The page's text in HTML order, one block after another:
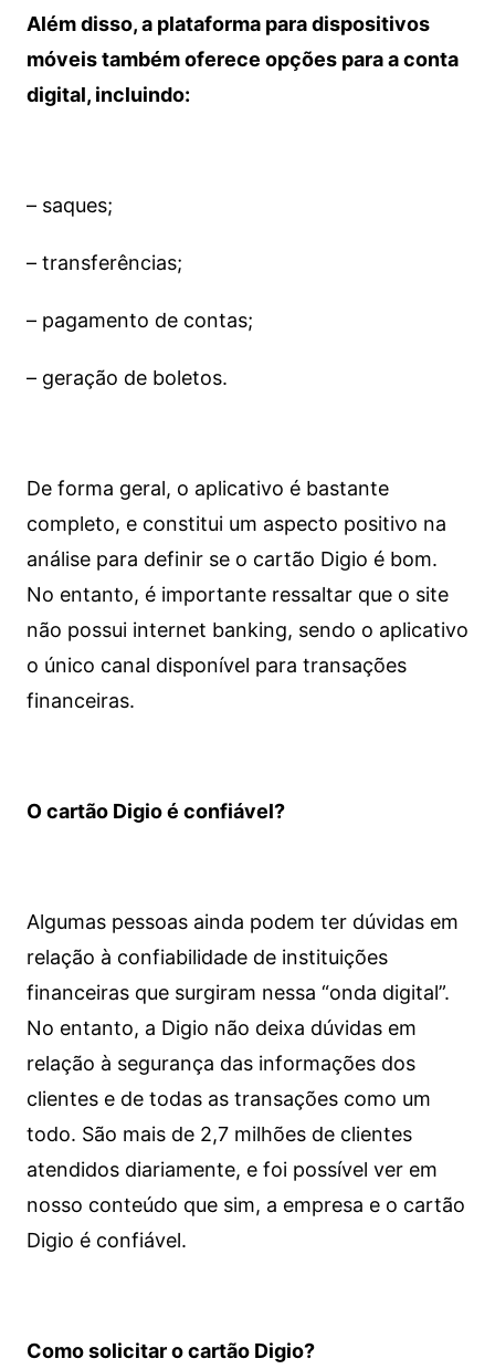
Além disso, a plataforma para dispositivos
móveis também oferece opções para a conta
digital, incluindo:
– saques;
– transferências;
– pagamento de contas;
– geração de boletos.
De forma geral, o aplicativo é bastante
completo, e constitui um aspecto positivo na
análise para definir se o cartão Digio é bom.
No entanto, é importante ressaltar que o site
não possui internet banking, sendo o aplicativo
o único canal disponível para transações
financeiras.
O cartão Digio é confiável?
Algumas pessoas ainda podem ter dúvidas em
relação à confiabilidade de instituições
financeiras que surgiram nessa “onda digital”.
No entanto, a Digio não deixa dúvidas em
relação à segurança das informações dos
clientes e de todas as transações como um
todo. São mais de 2,7 milhões de clientes
atendidos diariamente, e foi possível ver em
nosso conteúdo que sim, a empresa e o cartão
Digio é confiável.
Como solicitar o cartão Digio?